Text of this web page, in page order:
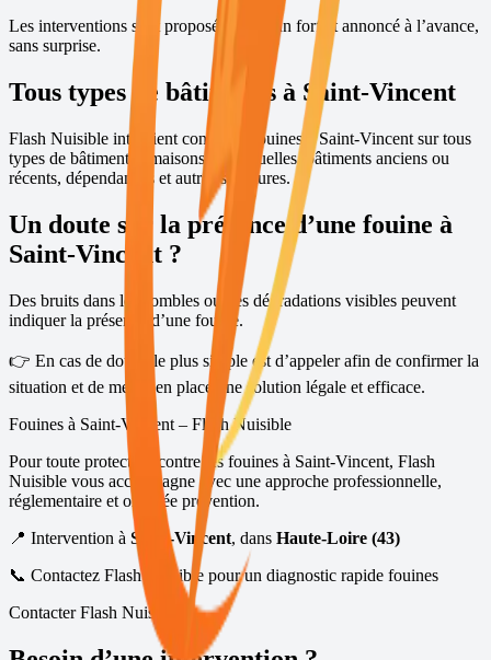
Les interventions sont proposées avec un forfait annoncé à l’avance,
sans surprise.
Tous types de bâtiments à Saint-Vincent
Flash Nuisible intervient contre les fouines àSaint-Vincent sur tous
types de bâtiments : maisons individuelles, bâtiments anciens ou
récents, dépendances et autres structures.
Un doute sur la présence d’une fouine à
Saint-Vincent ?
Des bruits dans les combles ou des dégradations visibles peuvent
indiquer la présence d’une fouine.
👉 En cas de doute, le plus simple est d’appeler afin de confirmer la
situation et de mettre en place une solution légale et efficace.
Fouines à Saint-Vincent – Flash Nuisible
Pour toute protection contre les fouines à Saint-Vincent, Flash
Nuisible vous accompagne avec une approche professionnelle,
réglementaire et orientée prévention.
📍 Intervention à Saint-Vincent, dans Haute-Loire (43)
📞 Contactez Flash Nuisible pour un diagnostic rapide fouines
Contacter Flash Nuisible